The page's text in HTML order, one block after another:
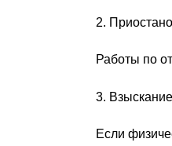
2.
Работы по
3.
Если